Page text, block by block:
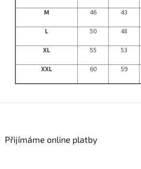
M
46 43
L
50 48
XL
55 53
XXL
60 59
Přijímáme online platby